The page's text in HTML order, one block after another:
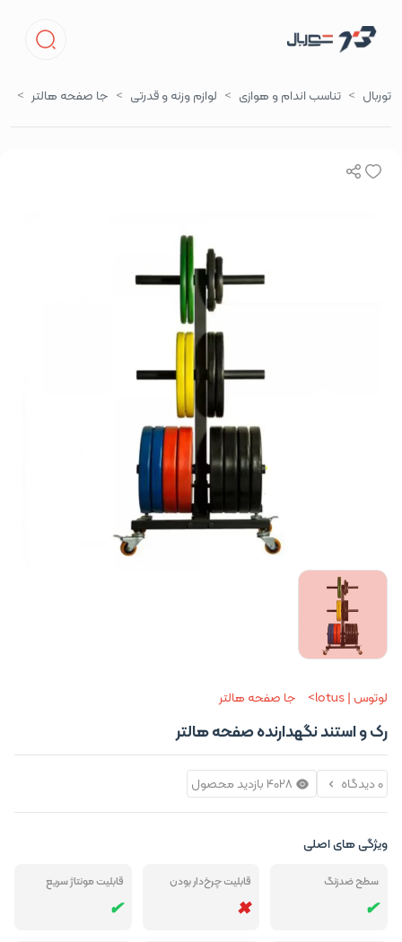
توربال تناسب اندام و هوازی لوازم وزنه و قدرتی جا صفحه هالتر
لوتوس | lotus جا صفحه هالتر
رک و استند نگهدارنده صفحه هالتر
0 دیدگاه 4028 بازدید محصول
ویژگی های اصلی
سطح ضدزنگ قابلیت چرخ‌دار بودن قابلیت مونتاژ سریع